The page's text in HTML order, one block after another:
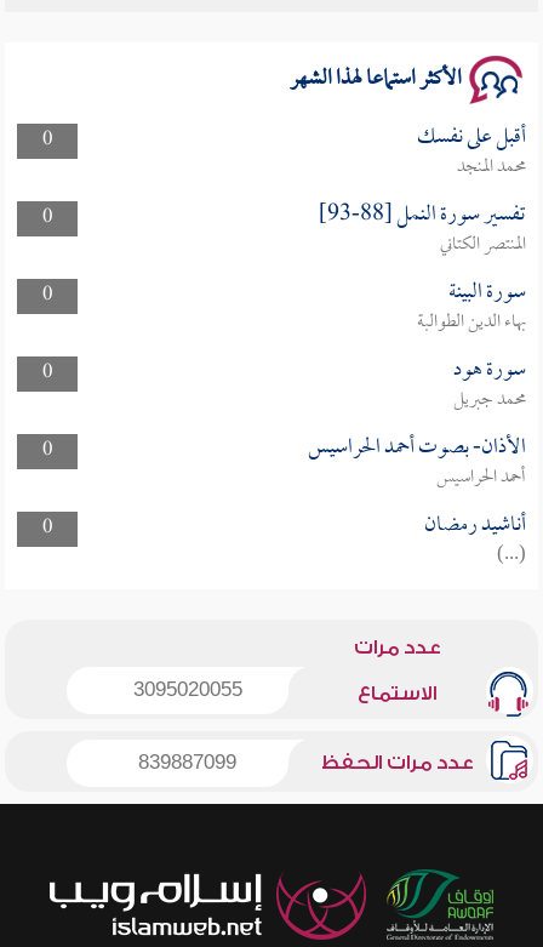
الأكثر استماعا لهذا الشهر
0 أقبل على نفسك
محمد المنجد
0
تفسير سورة النمل [88-93]
المنتصر الكتاني
0
سورة البينة
بهاء الدين الطوالبة
0
سورة هود
محمد جبريل
0
الأذان- بصوت أحمد الحراسيس
أحمد الحراسيس
0
أناشيد رمضان
(...)
عدد مرات
الاستماع 3095020055
عدد مرات الحفظ 839887099